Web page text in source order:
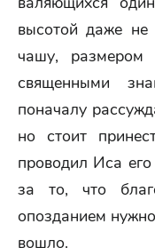
высотой даже
чашу,
священными
поначалу
но стоит
проводил Иса
за то, что
опозданием
вошло.